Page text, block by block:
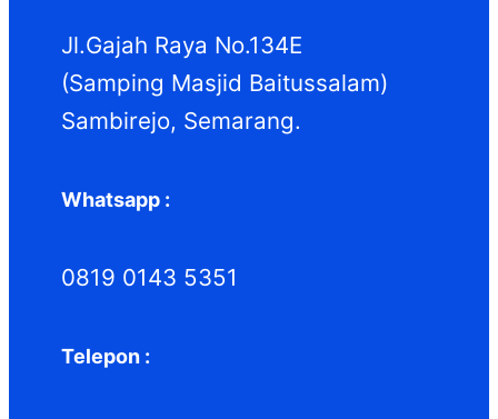
Jl.Gajah Raya No.134E
(Samping Masjid Baitussalam)
Sambirejo, Semarang.
Whatsapp :
0819 0143 5351
Telepon :